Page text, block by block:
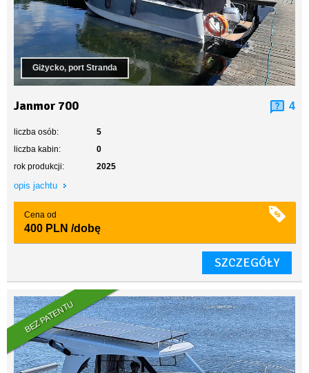
Giżycko, port Stranda
Janmor 700 4
liczba osób:
5
liczba kabin:
0
rok produkcji:
2025
opis jachtu
Cena od
400 PLN /dobę
SZCZEGÓŁY
BEZ PATENTU